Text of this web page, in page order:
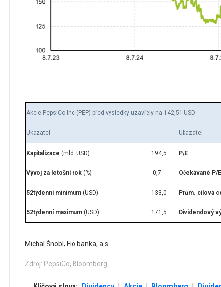
Akcie PepsiCo Inc (PEP) před výsledky uzavřely na 142,51 USD
Ukazatel Ukazatel
Kapitalizace (mld. USD) 194,5 P/E
Vývoj za letošní rok (%) -0,7 Očekávané P/E
52týdenní minimum (USD) 133,0 Prům. cílová
52týdenní maximum (USD) 171,5 Dividendový
Michal Šnobl, Fio banka, a.s.
Zdroj: PepsiCo, Bloomberg